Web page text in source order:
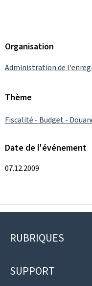
Organisation
Administration de
Thème
Fiscalité - Budget -
Date de l'événement
07.12.2009
Pied
page
RUBRIQUES
SUPPORT